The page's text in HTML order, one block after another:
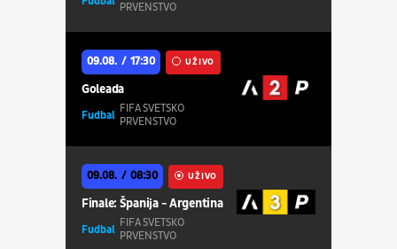
PRVENSTVO
09.08. 17:30 UŽIVO
Goleada
Fudbal FIFA SVETSKO
PRVENSTVO
09.08. 08:30 UŽIVO
Finale: Španija - Argentina
Fudbal FIFA SVETSKO
PRVENSTVO